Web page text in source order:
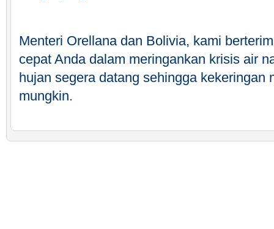
Menteri Orellana dan Bolivia, kami
cepat Anda dalam meringankan krisis air
hujan segera datang sehingga kekeringan
mungkin.